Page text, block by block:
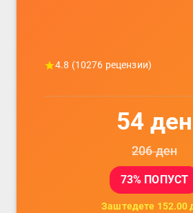
4.8 (10276 рецензии)
54 ден
206ден
73% ПОПУСТ
Заштедете 152.00